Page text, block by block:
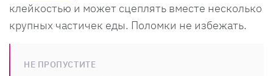
клейкостью и может сцеплять вместе несколько
крупных частичек еды. Поломки не избежать.
НЕ ПРОПУСТИТЕ